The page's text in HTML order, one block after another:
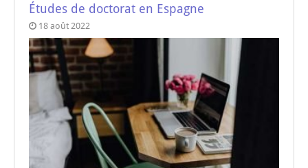
Études de doctorat en Espagne
18 août 2022